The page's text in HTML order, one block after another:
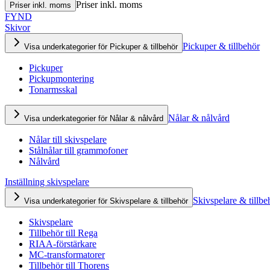
Priser inkl. moms Priser inkl. moms
FYND
Skivor
Visa underkategorier för Pickuper & tillbehör Pickuper & tillbehör
Pickuper
Pickupmontering
Tonarmsskal
Visa underkategorier för Nålar & nålvård Nålar & nålvård
Nålar till skivspelare
Stålnålar till grammofoner
Nålvård
Inställning skivspelare
Visa underkategorier för Skivspelare & tillbehör Skivspelare &
Skivspelare
Tillbehör till Rega
RIAA-förstärkare
MC-transformatorer
Tillbehör till Thorens